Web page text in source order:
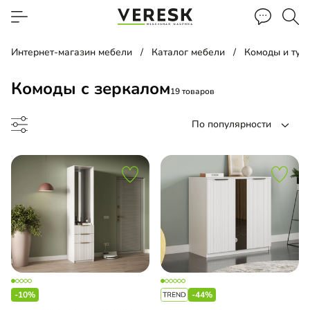
Интернет-магазин мебели Каталог мебели Комоды и
Комоды с зеркалом19 товаров
По популярности
комод
-10% -44%